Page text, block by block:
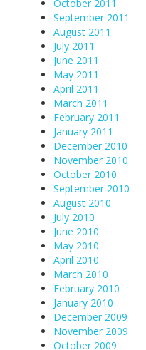
October 2011
September 2011
August 2011
July 2011
June 2011
May 2011
April 2011
March 2011
February 2011
January 2011
December 2010
November 2010
October 2010
September 2010
August 2010
July 2010
June 2010
May 2010
April 2010
March 2010
February 2010
January 2010
December 2009
November 2009
October 2009